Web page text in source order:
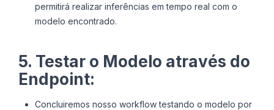
permitirá realizar inferências em tempo real com o
modelo encontrado.
5. Testar o Modelo através do
Endpoint:
Concluiremos nosso workflow testando o modelo por